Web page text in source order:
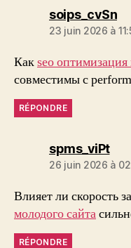
soips_cvSndit :
23 juin 2026 à
Какseo
совместимы с
RÉPONDRE
spms_viPtdit :
26 juin 2026 à
Влияет ли скорость
молодого сайта
RÉPONDRE